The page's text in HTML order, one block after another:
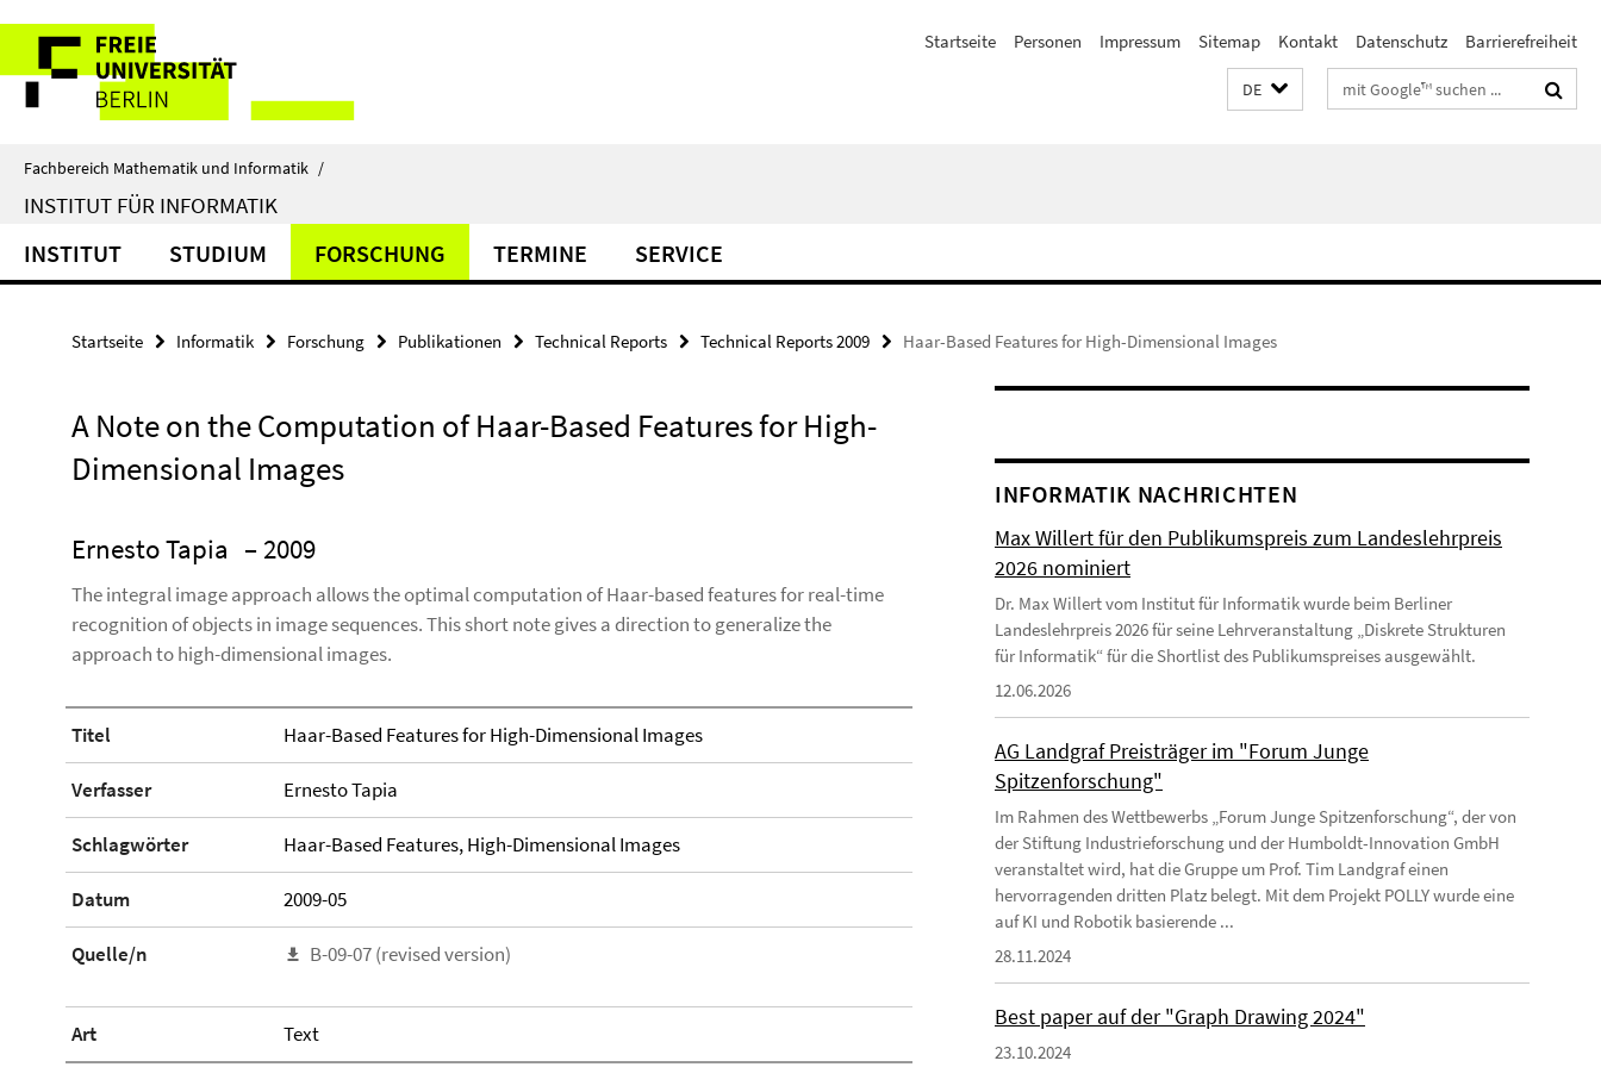
direkt
zu
Inhalt
Service-
Navigation
Startseite Personen Impressum Sitemap Kontakt Datenschutz Barrierefreiheit
DE Suchbegriffe
Fachbereich Mathematik und Informatik /
INSTITUT FÜR INFORMATIK
INSTITUT STUDIUM FORSCHUNG TERMINE SERVICE
Startseite Informatik Forschung Publikationen Technical Reports Technical Reports 2009 Haar-Based Features for High-Dimensional Images
A Note on the Computation of Haar-Based Features for High-
Dimensional Images
Ernesto Tapia – 2009
The integral image approach allows the optimal computation of Haar-based features for real-time
recognition of objects in image sequences. This short note gives a direction to generalize the
approach to high-dimensional images.
Titel Haar-Based Features for High-Dimensional Images
Verfasser Ernesto Tapia
Schlagwörter Haar-Based Features, High-Dimensional Images
Datum 2009-05
Quelle/n B-09-07 (revised version)
Art Text
INFORMATIK NACHRICHTEN
Max Willert für den Publikumspreis zum Landeslehrpreis
2026 nominiert
Dr. Max Willert vom Institut für Informatik wurde beim Berliner
Landeslehrpreis 2026 für seine Lehrveranstaltung „Diskrete Strukturen
für Informatik“ für die Shortlist des Publikumspreises ausgewählt.
12.06.2026
AG Landgraf Preisträger im "Forum Junge
Spitzenforschung"
Im Rahmen des Wettbewerbs „Forum Junge Spitzenforschung“, der von
der Stiftung Industrieforschung und der Humboldt-Innovation GmbH
veranstaltet wird, hat die Gruppe um Prof. Tim Landgraf einen
hervorragenden dritten Platz belegt. Mit dem Projekt POLLY wurde eine
auf KI und Robotik basierende ...
28.11.2024
Best paper auf der "Graph Drawing 2024"
23.10.2024